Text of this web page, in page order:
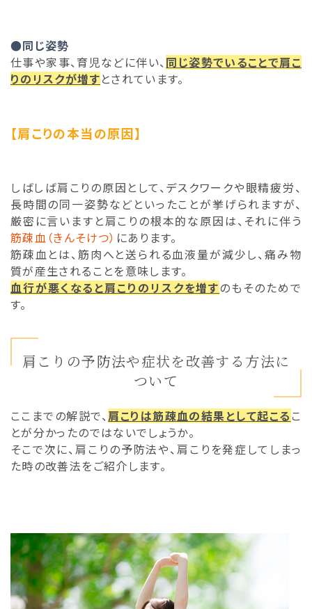
●同じ姿勢
仕事や家事、育児などに伴い、 同じ姿勢でいることで肩こ
りのリスクが増すとされています。
【肩こりの本当の原因】
しばしば肩こりの原因として、デスクワークや眼精疲労、
長時間の同一姿勢などといったことが挙げられますが、
厳密に言いますと肩こりの根本的な原因は、それに伴う
筋疎血（きんそけつ） にあります。
筋疎血とは、筋肉へと送られる血液量が減少し、痛み物
質が産生されることを意味します。
血行が悪くなると肩こりのリスクを増すのもそのためで
す。
肩こりの予防法や症状を改善する方法に
ついて
ここまでの解説で、肩こりは筋疎血の結果として起こる こ
とが分かったのではないでしょうか。
そこで次に、肩こりの予防法や、肩こりを発症してしまっ
た時の改善法をご紹介します。